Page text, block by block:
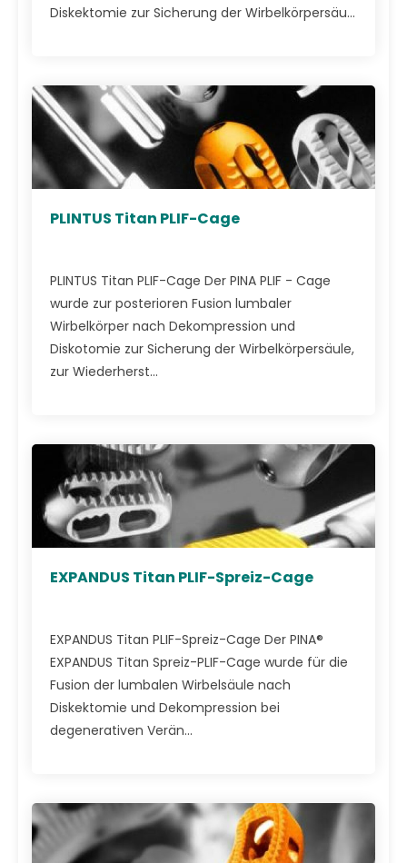
Diskektomie zur Sicherung der Wirbelkörpersäu...
PLINTUS Titan PLIF-Cage
PLINTUS Titan PLIF-Cage Der PINA PLIF - Cage
wurde zur posterioren Fusion lumbaler
Wirbelkörper nach Dekompression und
Diskotomie zur Sicherung der Wirbelkörpersäule,
zur Wiederherst...
EXPANDUS Titan PLIF-Spreiz-Cage
EXPANDUS Titan PLIF-Spreiz-Cage Der PINA®
EXPANDUS Titan Spreiz-PLIF-Cage wurde für die
Fusion der lumbalen Wirbelsäule nach
Diskektomie und Dekompression bei
degenerativen Verän...